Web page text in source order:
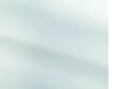
in
en